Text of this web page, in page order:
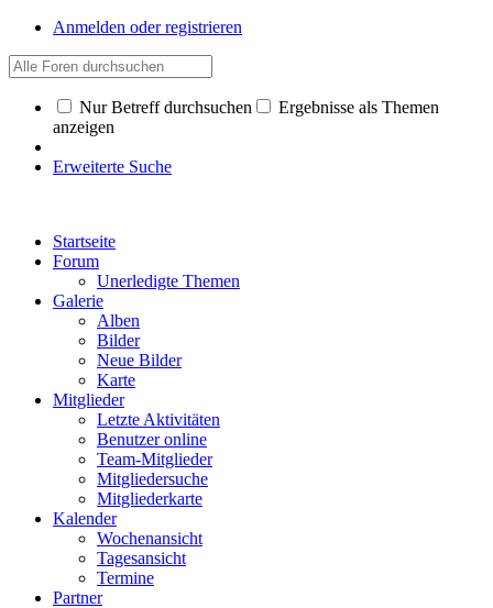
Anmelden oder registrieren
Nur Betreff durchsuchen
Ergebnisse als Themen
anzeigen
Erweiterte Suche
Startseite
Forum
Unerledigte Themen
Galerie
Alben
Bilder
Neue Bilder
Karte
Mitglieder
Letzte Aktivitäten
Benutzer online
Team-Mitglieder
Mitgliedersuche
Mitgliederkarte
Kalender
Wochenansicht
Tagesansicht
Termine
Partner